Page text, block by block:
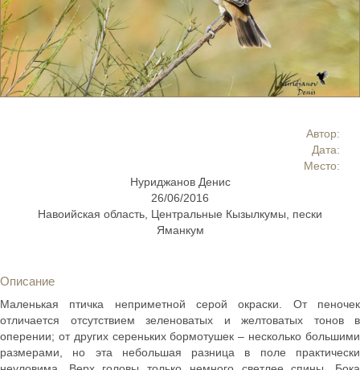
Автор:
Дата:
Место:
Нуриджанов Денис
26/06/2016
Навоийская область, Центральные Кызылкумы, пески
Яманкум
Описание
Маленькая птичка неприметной серой окраски. От пеночек
отличается отсутствием зеленоватых и желтоватых тонов в
оперении; от других сереньких бормотушек – несколько большими
размерами, но эта небольшая разница в поле практически